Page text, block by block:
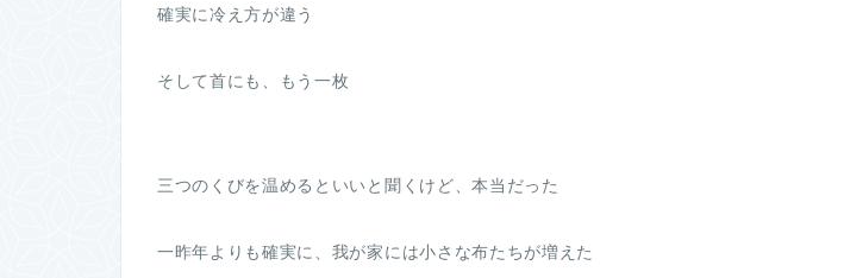
確実に冷え方が違う
そして首にも、もう一枚
三つのくびを温めるといいと聞くけど、本当だった
一昨年よりも確実に、我が家には小さな布たちが増えた